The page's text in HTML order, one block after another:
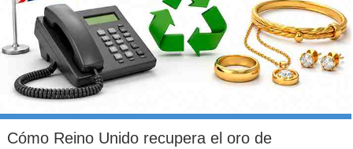
Cómo Reino Unido recupera el oro de